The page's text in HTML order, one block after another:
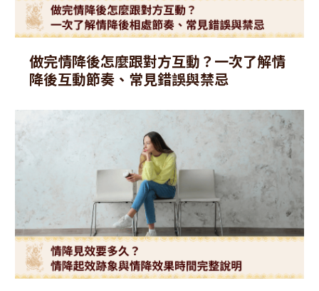
做完情降後怎麼跟對方互動？一次了解情
降後互動節奏、常見錯誤與禁忌